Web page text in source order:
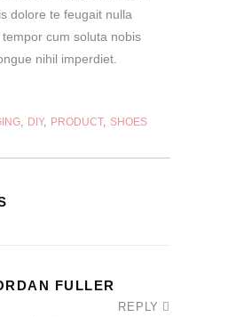
dolore te feugait nulla
cum soluta nobis
nihil imperdiet.
, DIY, PRODUCT, SHOES
FULLER
REPLY